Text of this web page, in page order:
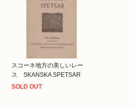
スコーネ地方の美しいレー
ス SKANSKA SPETSAR
SOLD OUT